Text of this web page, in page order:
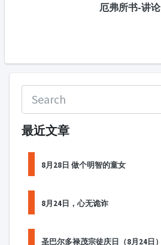
厄弗所书-讲论
最近文章
8月28日 做个明智的童女
8月24日，心无诡诈
圣巴尔多禄茂宗徒庆日（8月24日）